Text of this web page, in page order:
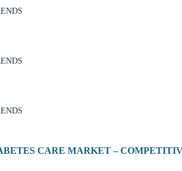
CARE MARKET –